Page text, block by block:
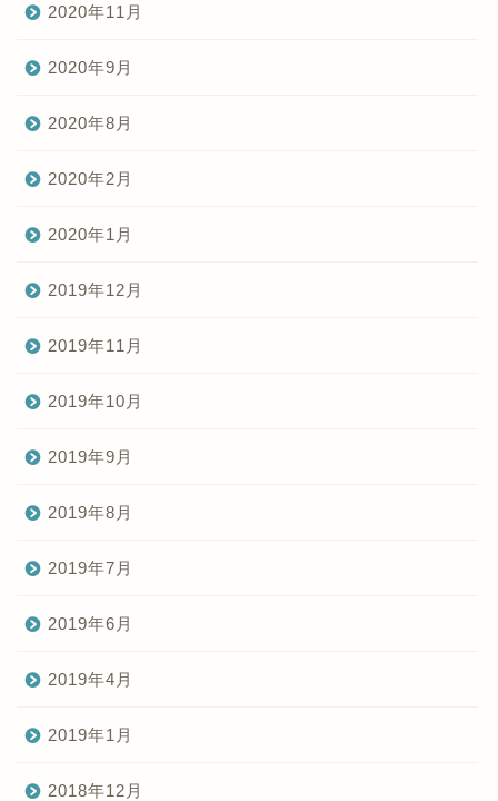
2020年11月
2020年9月
2020年8月
2020年2月
2020年1月
2019年12月
2019年11月
2019年10月
2019年9月
2019年8月
2019年7月
2019年6月
2019年4月
2019年1月
2018年12月